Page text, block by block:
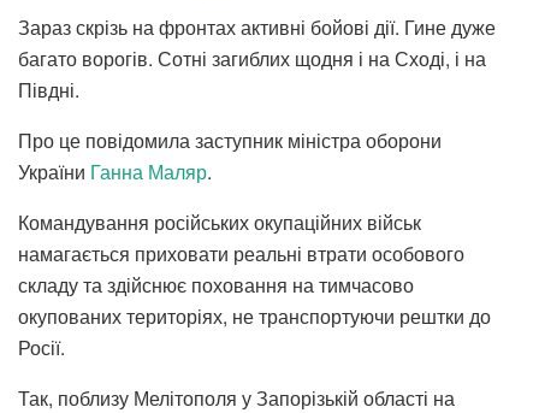
Зараз скрізь на фронтах активні бойові дії. Гине дуже
багато ворогів. Сотні загиблих щодня і на Сході, і на
Півдні.
Про це повідомила заступник міністра оборони
України Ганна Маляр.
Командування російських окупаційних військ
намагається приховати реальні втрати особового
складу та здійснює поховання на тимчасово
окупованих територіях, не транспортуючи рештки до
Росії.
Так, поблизу Мелітополя у Запорізькій області на